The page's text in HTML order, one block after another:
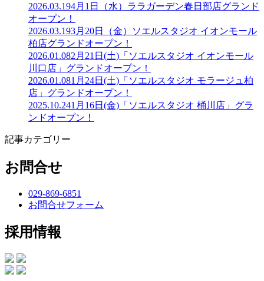
2026.03.194月1日（水）ララガーデン春日部店グランド
オープン！
2026.03.193月20日（金）ソエルスタジオ イオンモール
柏店グランドオープン！
2026.01.082月21日(土)「ソエルスタジオ イオンモール
川口店」グランドオープン！
2026.01.081月24日(土)「ソエルスタジオ モラージュ柏
店」グランドオープン！
2025.10.241月16日(金)「ソエルスタジオ 桶川店」グラ
ンドオープン！
記事カテゴリー
お問合せ
029-869-6851
お問合せフォーム
採用情報